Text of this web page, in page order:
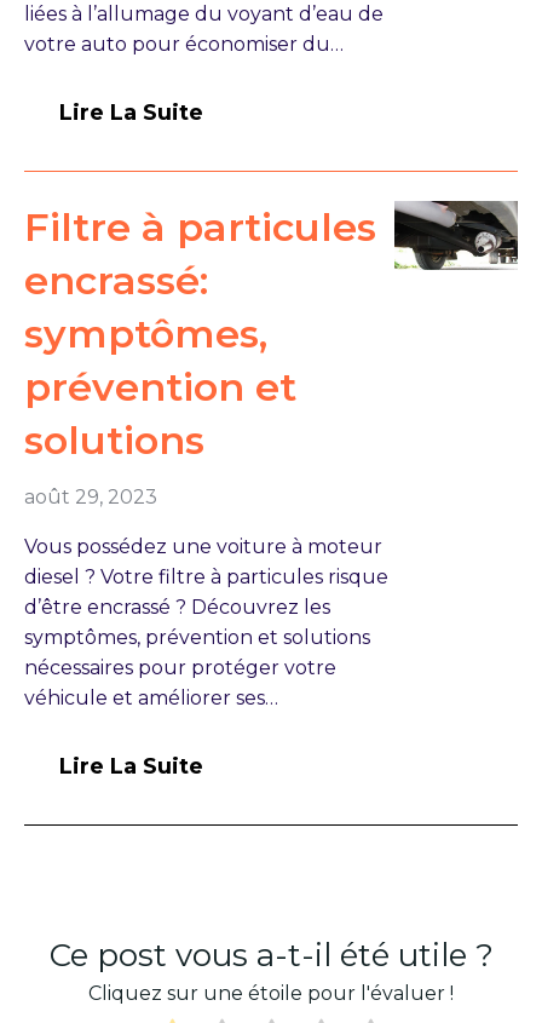
liées à l’allumage du voyant d’eau de
votre auto pour économiser du…
Lire La Suite
Filtre à particules
encrassé:
symptômes,
prévention et
solutions
août 29, 2023
Vous possédez une voiture à moteur
diesel ? Votre filtre à particules risque
d’être encrassé ? Découvrez les
symptômes, prévention et solutions
nécessaires pour protéger votre
véhicule et améliorer ses…
Lire La Suite
Ce post vous a-t-il été utile ?
Cliquez sur une étoile pour l'évaluer !